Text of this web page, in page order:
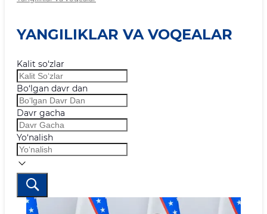
YANGILIKLAR VA VOQEALAR
Kalit so‘zlar
Bo‘lgan davr dan
Davr gacha
Yo‘nalish